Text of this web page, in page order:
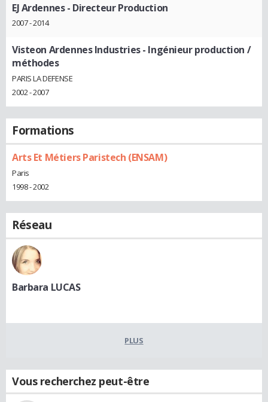
EJ Ardennes- Directeur Production
2007 - 2014
Visteon Ardennes Industries- Ingénieur production /
méthodes
PARIS LA DEFENSE
2002 - 2007
Formations
Arts Et Métiers Paristech (ENSAM)
Paris
1998 - 2002
Réseau
Barbara LUCAS
PLUS
Vous recherchez peut-être